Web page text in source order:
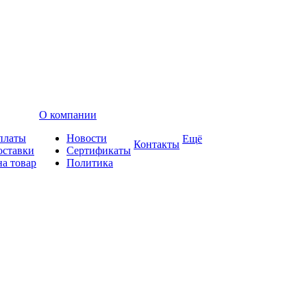
товар
О компании
Новости
Сертификаты
Политика
Контакты Ещё